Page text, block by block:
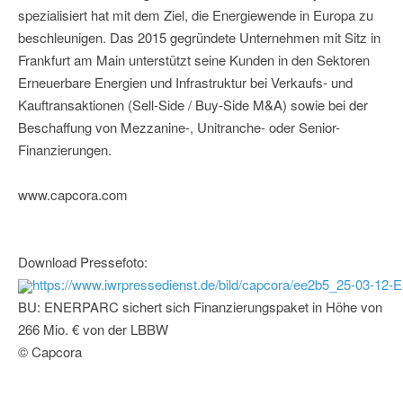
spezialisiert hat mit dem Ziel, die Energiewende in Europa zu
beschleunigen. Das 2015 gegründete Unternehmen mit Sitz in
Frankfurt am Main unterstützt seine Kunden in den Sektoren
Erneuerbare Energien und Infrastruktur bei Verkaufs- und
Kauftransaktionen (Sell-Side / Buy-Side M&A) sowie bei der
Beschaffung von Mezzanine-, Unitranche- oder Senior-
Finanzierungen.
www.capcora.com
Download Pressefoto:
https://www.iwrpressedienst.de/bild/capcora/ee2b5_25-03-12-
BU: ENERPARC sichert sich Finanzierungspaket in Höhe von
266 Mio. € von der LBBW
© Capcora